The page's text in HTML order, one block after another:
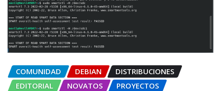
COMUNIDAD DEBIAN
DISTRIBUCIONES
EDITORIAL
NOVATOS
PROYECTOS